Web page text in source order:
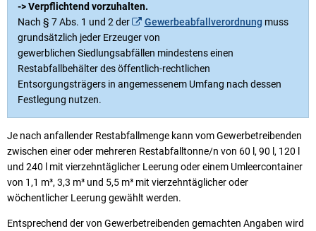
Karriere
Landkreisfilm
Beteiligungen
Klimamanagement
-> Verpflichtend vorzuhalten.
Nach § 7 Abs. 1 und 2 der
Gewerbeabfallverordnung muss
grundsätzlich jeder Erzeuger von
gewerblichen Siedlungsabfällen mindestens einen
Restabfallbehälter des öffentlich-rechtlichen
Entsorgungsträgers in angemessenem Umfang nach dessen
Festlegung nutzen.
Je nach anfallender Restabfallmenge kann vom Gewerbetreibenden
zwischen einer oder mehreren Restabfalltonne/n von 60 l, 90 l, 120 l
und 240 l mit vierzehntäglicher Leerung oder einem Umleercontainer
von 1,1 m³, 3,3 m³ und 5,5 m³ mit vierzehntäglicher oder
wöchentlicher Leerung gewählt werden.
Entsprechend der von Gewerbetreibenden gemachten Angaben wird